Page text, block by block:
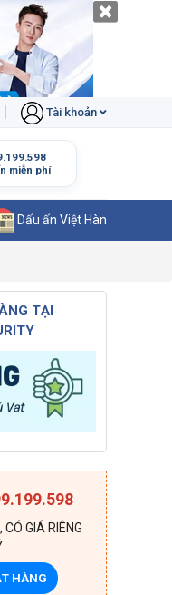
Tài khoản
Dấu ấn Việt Hàn
TẠI
GIÁ RIÊNG
HÀNG